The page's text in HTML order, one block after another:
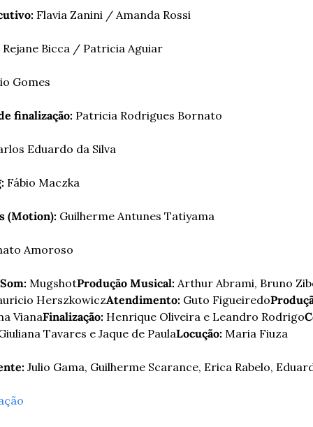
Flavia Zanini / Amanda Rossi
Rejane Bicca / Patricia Aguiar
Gomes
finalização: Patricia Rodrigues Bornato
Eduardo da Silva
Fábio Maczka
(Motion): Guilherme Antunes Tatiyama
Amoroso
MugshotProdução Musical: Arthur Abrami, Bruno
HerszkowiczAtendimento: Guto Figueiredo
VianaFinalização: Henrique Oliveira e Leandro Rodrigo
Tavares e Jaque de PaulaLocução: Maria Fiuza
Julio Gama, Guilherme Scarance, Erica Rabelo,